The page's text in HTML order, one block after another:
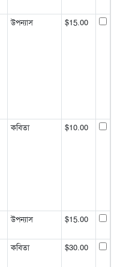
উপন্যাস $15.00
কবিতা $10.00
উপন্যাস $15.00
কবিতা $30.00